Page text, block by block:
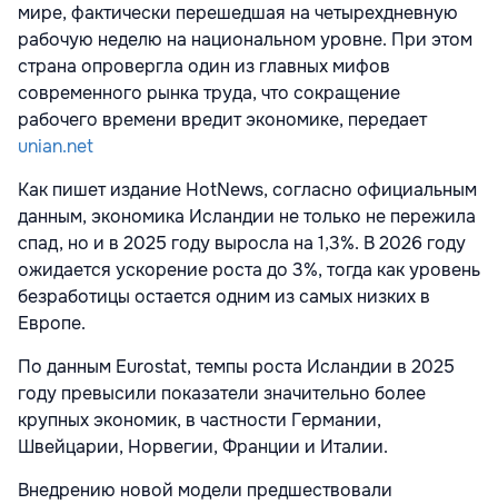
мире, фактически перешедшая на четырехдневную
рабочую неделю на национальном уровне. При этом
страна опровергла один из главных мифов
современного рынка труда, что сокращение
рабочего времени вредит экономике, передает
unian.net
Как пишет издание HotNews, согласно официальным
данным, экономика Исландии не только не пережила
спад, но и в 2025 году выросла на 1,3%. В 2026 году
ожидается ускорение роста до 3%, тогда как уровень
безработицы остается одним из самых низких в
Европе.
По данным Eurostat, темпы роста Исландии в 2025
году превысили показатели значительно более
крупных экономик, в частности Германии,
Швейцарии, Норвегии, Франции и Италии.
Внедрению новой модели предшествовали